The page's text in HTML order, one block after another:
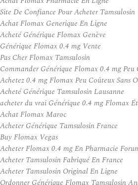
Site De Confiance Pour Acheter Tamsulosin
Achat Flomax Generique En Ligne
Acheté Générique Flomax Genève
Générique Flomax 0.4 mg Vente
Pas Cher Flomax Tamsulosin
Commander Générique Flomax 0.4 mg Peu
Achetez 0.4 mg Flomax Peu Coûteux Sans
Acheté Générique Tamsulosin Lausanne
acheter du vrai Générique 0.4 mg Flomax
Achat Flomax Maroc
Acheter Générique Tamsulosin France
Buy Flomax Vegas
Acheter Flomax 0.4 mg En Pharmacie
Acheter Tamsulosin Fabriqué En France
Acheter Tamsulosin Original En Ligne